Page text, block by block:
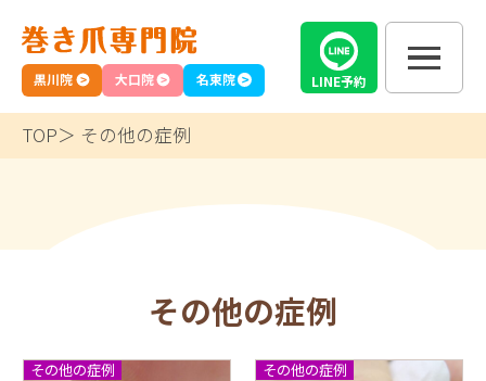
名東院
黒川院 大口院 LINE予約
TOP その他の症例
その他の症例
その他の症例 その他の症例